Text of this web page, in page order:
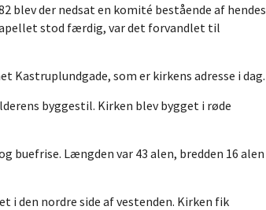
blev der nedsat en komité bestående af hendes
stod færdig, var det forvandlet til
Kastruplundgade, som er kirkens adresse i dag.
byggestil. Kirken blev bygget i røde
buefrise. Længden var 43 alen, bredden 16 alen
i den nordre side af vestenden. Kirken fik